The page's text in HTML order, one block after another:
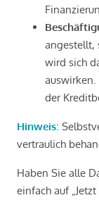
angestellt,
wird sich
der
Hinweis:
vertraulich
Haben Sie alle
einfach auf